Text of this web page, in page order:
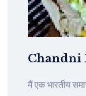
Chandni
मैं एक भारतीय